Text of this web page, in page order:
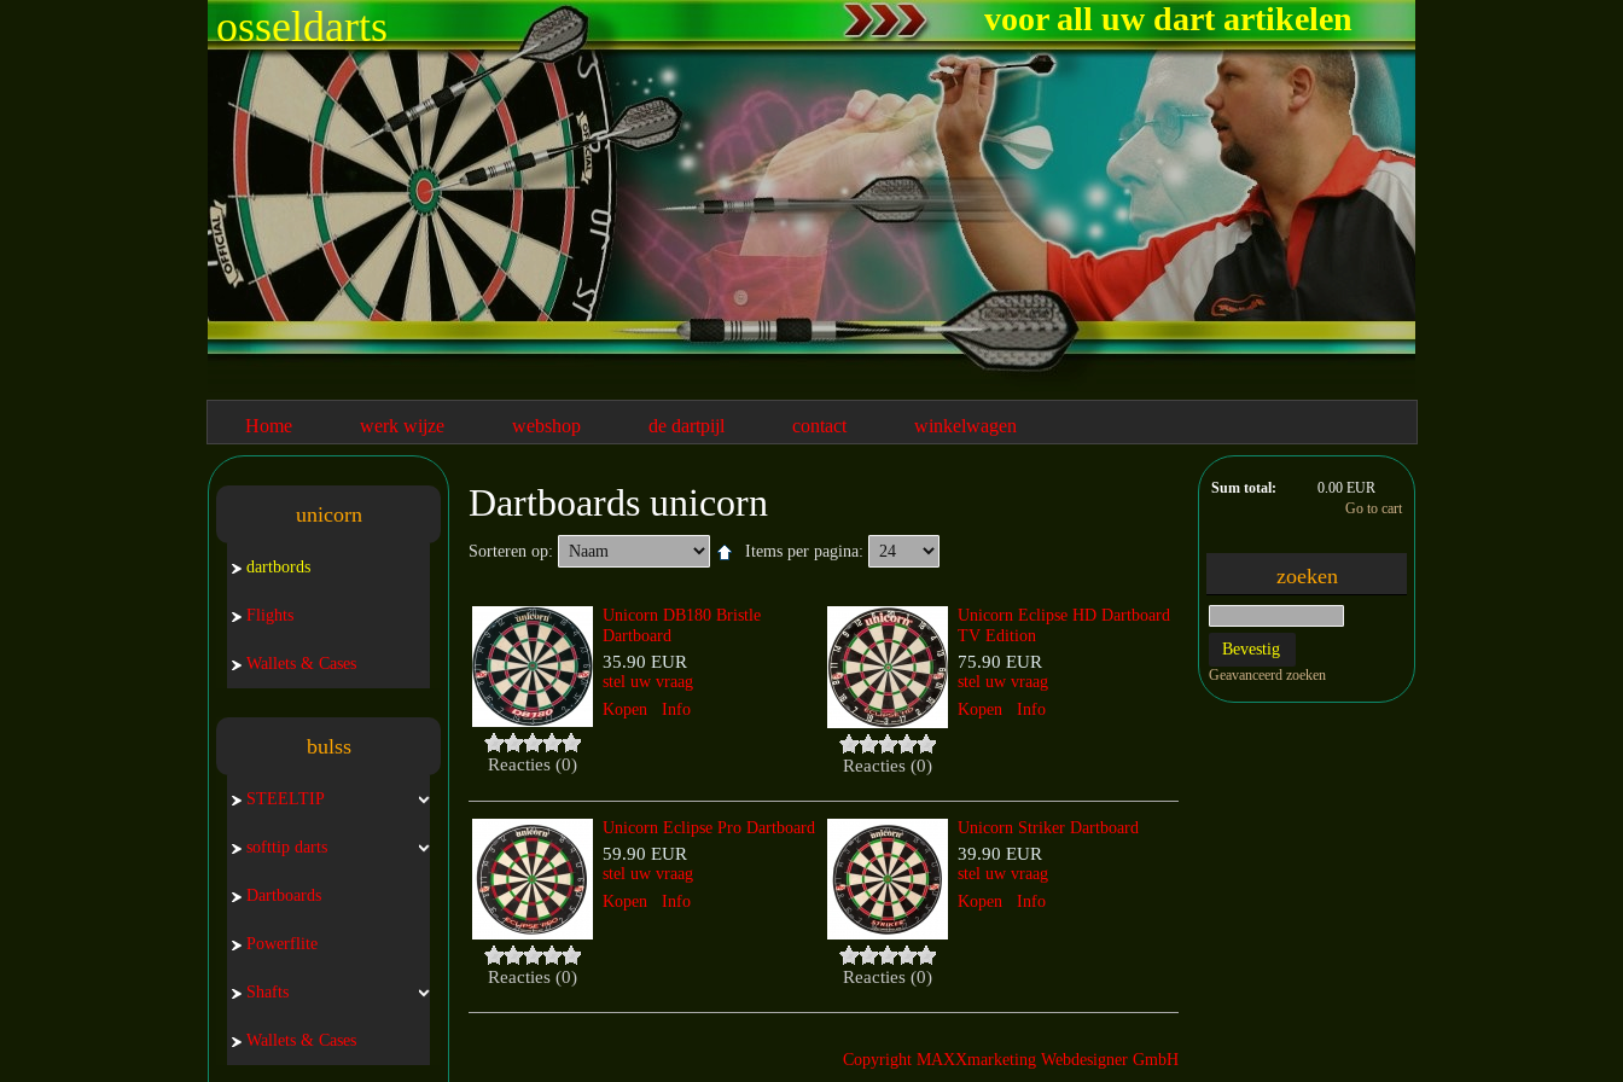
voor all uw dart artikelen
osseldarts
Home werk wijze webshop de dartpijl contact winkelwagen
unicorn
dartbords
Flights
Wallets & Cases
bulss
STEELTIP
softtip darts
Dartboards
Powerflite
Shafts
Wallets & Cases
Dartboards unicorn
Sorteren op: Items per pagina:
Reacties (0)
Unicorn DB180 Bristle
Dartboard
35.90 EUR
stel uw vraag
Kopen
Info
Reacties (0)
Unicorn Eclipse HD Dartboard
TV Edition
75.90 EUR
stel uw vraag
Kopen
Info
Reacties (0)
Unicorn Eclipse Pro Dartboard
59.90 EUR
stel uw vraag
Kopen
Info
Reacties (0)
Unicorn Striker Dartboard
39.90 EUR
stel uw vraag
Kopen
Info
Copyright MAXXmarketing Webdesigner GmbH
Sum total:
0.00 EUR
Go to cart
zoeken
Geavanceerd zoeken